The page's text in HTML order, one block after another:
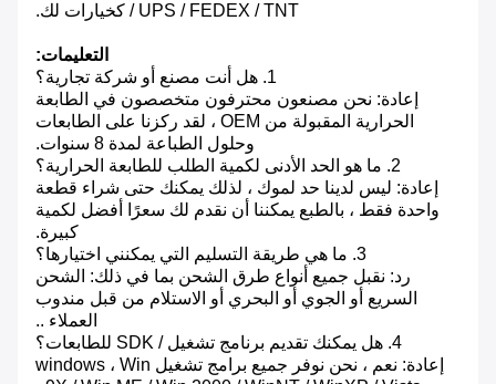
/ UPS / FEDEX / TNT كخيارات لك.
التعليمات:
1. هل أنت مصنع أو شركة تجارية؟
إعادة: نحن مصنعون محترفون متخصصون في الطابعة
الحرارية المقبولة من OEM ، لقد ركزنا على الطابعات
وحلول الطباعة لمدة 8 سنوات.
2. ما هو الحد الأدنى لكمية الطلب للطابعة الحرارية؟
إعادة: ليس لدينا حد لموك ، لذلك يمكنك حتى شراء قطعة
واحدة فقط ، بالطبع يمكننا أن نقدم لك سعرًا أفضل لكمية
كبيرة.
3. ما هي طريقة التسليم التي يمكنني اختيارها؟
رد: نقبل جميع أنواع طرق الشحن بما في ذلك: الشحن
السريع أو الجوي أو البحري أو الاستلام من قبل مندوب
العملاء ..
4. هل يمكنك تقديم برنامج تشغيل / SDK للطابعات؟
إعادة: نعم ، نحن نوفر جميع برامج تشغيل windows ، Win